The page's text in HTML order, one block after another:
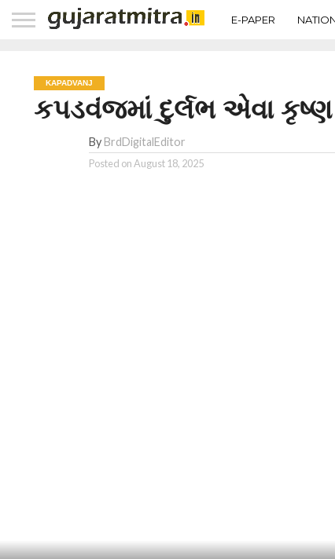
E-PAPER
KAPADVANJ
કપડવંજમાં દુર્લભ એવા
By BrdDigitalEditor
Posted onAugust 18, 2025